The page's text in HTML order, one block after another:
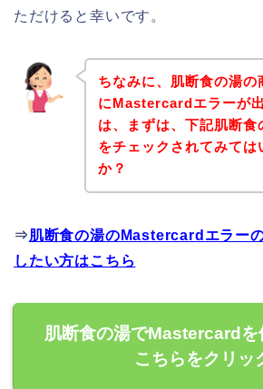
ただけると幸いです。
ちなみに、肌断食の湯の
にMastercardエラーが
は、まずは、下記肌断食
をチェックされてみては
か？
⇒肌断食の湯のMastercardエラー
したい方はこちら
肌断食の湯でMastercardを
こちらをクリッ